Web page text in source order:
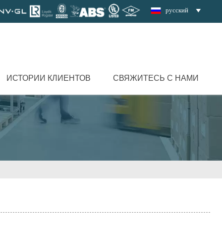
русский 
ИСТОРИИ КЛИЕНТОВ СВЯЖИТЕСЬ С НАМИ